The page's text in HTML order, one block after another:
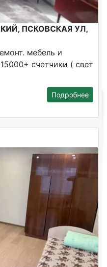
ПСКОВСКАЯ УЛ,
мебель и
счетчики ( свет
Подробнее